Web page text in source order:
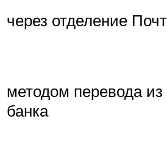
через отделение
методом перевода из
банка